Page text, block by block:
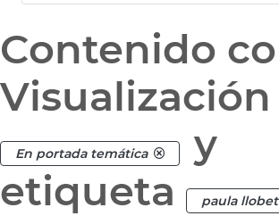
Contenido
Visualización
En portada temática
y
etiqueta
paula llobet